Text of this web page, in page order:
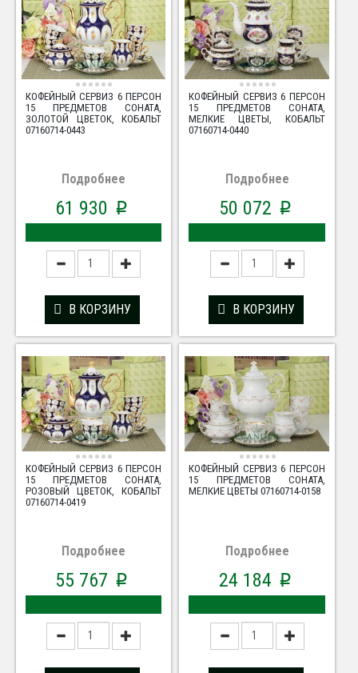
КОФЕЙНЫЙ СЕРВИЗ 6 ПЕРСОН
15 ПРЕДМЕТОВ СОНАТА,
ЗОЛОТОЙ ЦВЕТОК, КОБАЛЬТ
07160714-0443
Подробнее
61 930 p
В КОРЗИНУ
КОФЕЙНЫЙ СЕРВИЗ 6 ПЕРСОН
15 ПРЕДМЕТОВ СОНАТА,
МЕЛКИЕ ЦВЕТЫ, КОБАЛЬТ
07160714-0440
Подробнее
50 072 p
В КОРЗИНУ
КОФЕЙНЫЙ СЕРВИЗ 6 ПЕРСОН
15 ПРЕДМЕТОВ СОНАТА,
РОЗОВЫЙ ЦВЕТОК, КОБАЛЬТ
07160714-0419
Подробнее
55 767 p
КОФЕЙНЫЙ СЕРВИЗ 6 ПЕРСОН
15 ПРЕДМЕТОВ СОНАТА,
МЕЛКИЕ ЦВЕТЫ 07160714-0158
Подробнее
24 184 p